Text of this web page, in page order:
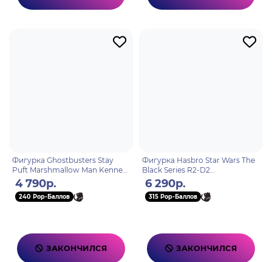
Фигурка Ghostbusters Stay
Puft Marshmallow Man Kenner
690558
4 790р.
240 Pop-Баллов
ЗАКОНЧИЛСЯ
Фигурка Hasbro Star Wars The
Black Series R2-D2
5010996213563
6 290р.
315 Pop-Баллов
ЗАКОНЧИЛСЯ